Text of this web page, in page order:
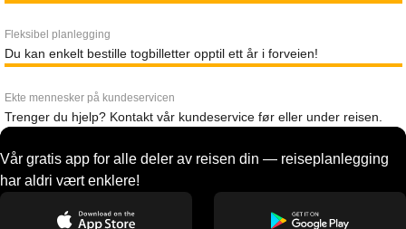
Fleksibel planlegging
Du kan enkelt bestille togbilletter opptil ett år i forveien!
Ekte mennesker på kundeservicen
Trenger du hjelp? Kontakt vår kundeservice før eller under reisen.
Vår gratis app for alle deler av reisen din — reiseplanlegging
har aldri vært enklere!